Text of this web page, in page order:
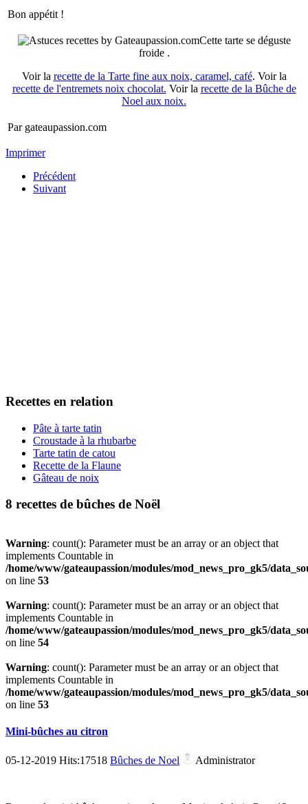
Par gateaupassion.com
Bon appétit !
Cette tarte se déguste
froide .
Voir la recette de la Tarte fine aux noix, caramel, café. Voir la
recette de l'entremets noix chocolat. Voir la recette de la Bûche de
Noel aux noix.
Imprimer
Précédent
Suivant
Recettes en relation
Pâte à tarte tatin
Croustade à la rhubarbe
Tarte tatin de catou
Recette de la Flaune
Gâteau de noix
8 recettes de bûches de Noël
Warning: count(): Parameter must be an array or an object that
implements Countable in
/home/www/gateaupassion/modules/mod_news_pro_gk5/
on line 53
Warning: count(): Parameter must be an array or an object that
implements Countable in
/home/www/gateaupassion/modules/mod_news_pro_gk5/
on line 54
Warning: count(): Parameter must be an array or an object that
implements Countable in
/home/www/gateaupassion/modules/mod_news_pro_gk5/
on line 53
Mini-bûches au citron
05-12-2019 Hits:17518 Bûches de Noel Administrator